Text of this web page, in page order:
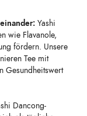
Yashi
wie Flavanole,
fördern. Unsere
Tee mit
Gesundheitswert
Dancong-